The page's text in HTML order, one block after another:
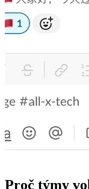
Proč týmy